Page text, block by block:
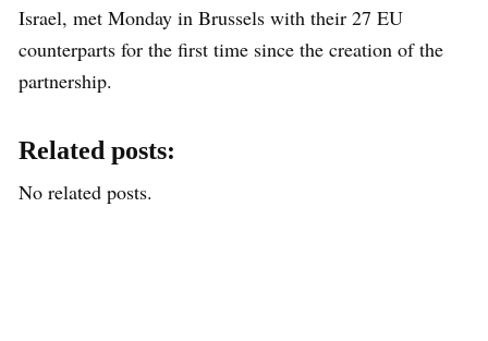
Israel, met Monday in Brussels with their 27 EU
counterparts for the first time since the creation of the
partnership.
Related posts:
No related posts.